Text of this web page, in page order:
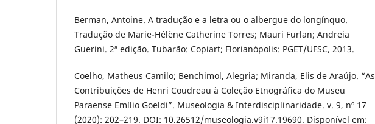
Berman, Antoine. A tradução e a letra ou o albergue do longínquo.
Tradução de Marie-Hélène Catherine Torres; Mauri Furlan; Andreia
Guerini. 2ª edição. Tubarão: Copiart; Florianópolis: PGET/UFSC, 2013.
Coelho, Matheus Camilo; Benchimol, Alegria; Miranda, Elis de Araújo. “As
Contribuições de Henri Coudreau à Coleção Etnográfica do Museu
Paraense Emílio Goeldi”. Museologia & Interdisciplinaridade. v. 9, nº 17
(2020): 202–219. DOI: 10.26512/museologia.v9i17.19690. Disponível em: